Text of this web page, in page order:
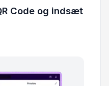
Code og indsæt